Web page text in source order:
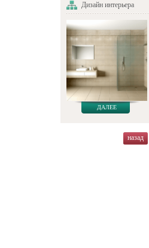
Дизайн интерьера
ДАЛЕЕ
назад